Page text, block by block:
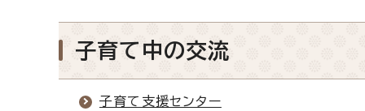
子育て中の交流
子育て支援センター